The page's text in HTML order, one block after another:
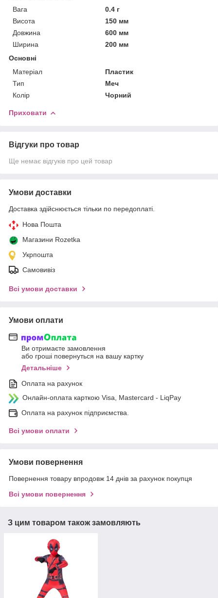
Вага
0.4 г
Висота
150 мм
Довжина
600 мм
Ширина
200 мм
Основні
Матеріал
Пластик
Тип
Меч
Колір
Чорний
Приховати
Відгуки про товар
Ще немає відгуків про цей товар
Умови доставки
Доставка здійснюється тільки по передоплаті.
Нова Пошта
Магазини Rozetka
Укрпошта
Самовивіз
Всі умови доставки
Умови оплати
Ви отримаєте замовлення
або гроші повернуться на вашу картку
Детальніше
Оплата на рахунок
Онлайн-оплата карткою Visa, Mastercard - LiqPay
Оплата на рахунок підприємства.
Всі умови оплати
Умови повернення
Повернення товару впродовж 14 днів за рахунок покупця
Всі умови повернення
З цим товаром також замовляють